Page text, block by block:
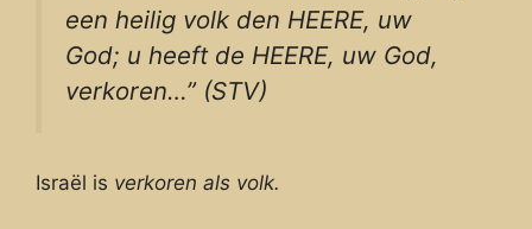
een heilig volk den HEERE, uw
God; u heeft de HEERE, uw God,
verkoren…” (STV)
Israël is verkoren als volk.